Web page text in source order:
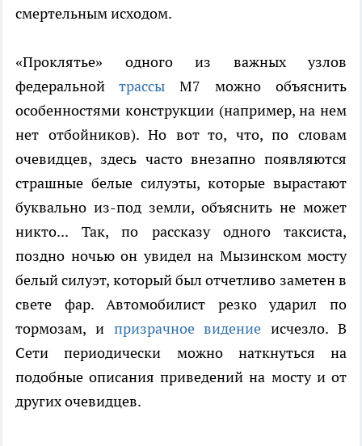
смертельным исходом.
«Проклятье» одного из важных узлов
федеральной трассы М7 можно объяснить
особенностями конструкции (например, на нем
нет отбойников). Но вот то, что, по словам
очевидцев, здесь часто внезапно появляются
страшные белые силуэты, которые вырастают
буквально из-под земли, объяснить не может
никто... Так, по рассказу одного таксиста,
поздно ночью он увидел на Мызинском мосту
белый силуэт, который был отчетливо заметен в
свете фар. Автомобилист резко ударил по
тормозам, и призрачное видение исчезло. В
Сети периодически можно наткнуться на
подобные описания приведений на мосту и от
других очевидцев.